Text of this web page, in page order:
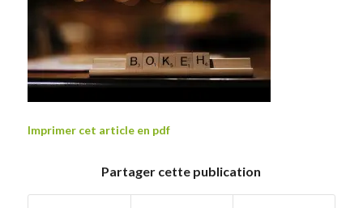
Imprimer cet article en pdf
Partager cette publication